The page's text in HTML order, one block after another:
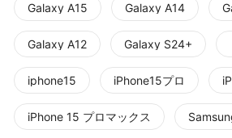
Galaxy A15 Galaxy A14
Galaxy A12 Galaxy S24+
iphone15 iPhone15プロ
iPhone 15 プロマックス